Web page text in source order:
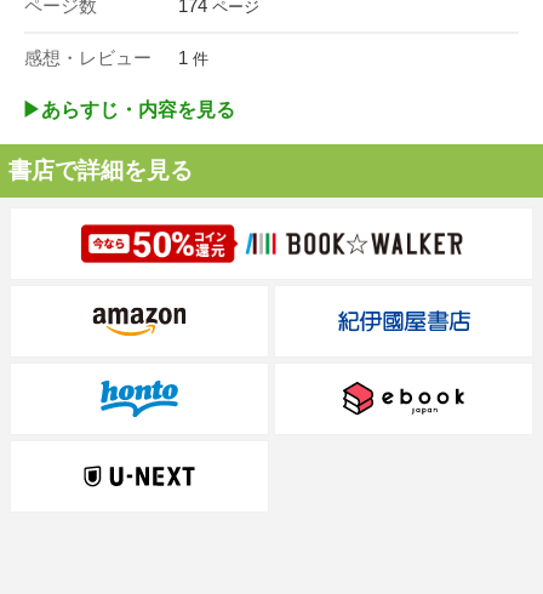
ページ数 174 ページ
感想・レビュー 1 件
▶︎あらすじ・内容を見る
書店で詳細を見る